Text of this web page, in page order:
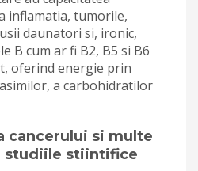
inflamatia, tumorile,
daunatori si, ironic,
B cum ar fi B2, B5 si B6
oferind energie prin
a carbohidratilor
cancerului si multe
studiile stiintifice